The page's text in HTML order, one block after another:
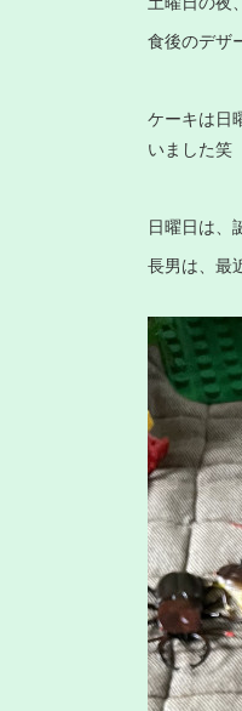
食後のデザ
ケーキは日
いました笑
日曜日は、
長男は、最